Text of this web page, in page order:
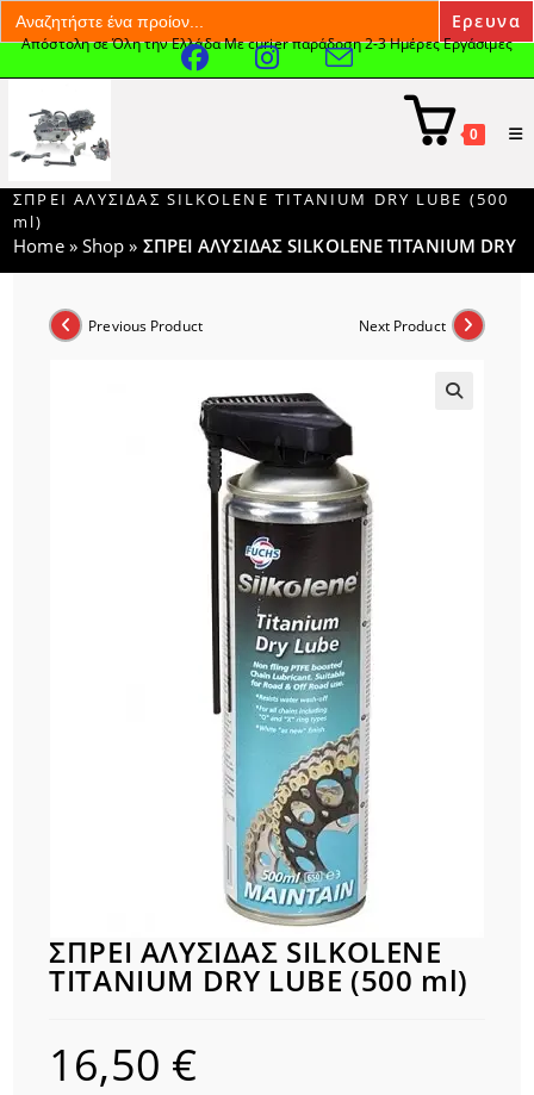
Search
for:
Skip
to
content
Απόστολη σε Όλη την Ελλάδα Με curier παράδοση 2-3 Ημέρες Εργάσιμες
0
ΣΠΡΕΙ ΑΛΥΣΙΔΑΣ SILKOLENE TITANIUM DRY LUBE (500
ml)
Home» Shop » ΣΠΡΕΙ ΑΛΥΣΙΔΑΣ SILKOLENE TITANIUM DRY
Previous Product Next Product
ΣΠΡΕΙ ΑΛΥΣΙΔΑΣ SILKOLENE
TITANIUM DRY LUBE (500 ml)
16,50 €